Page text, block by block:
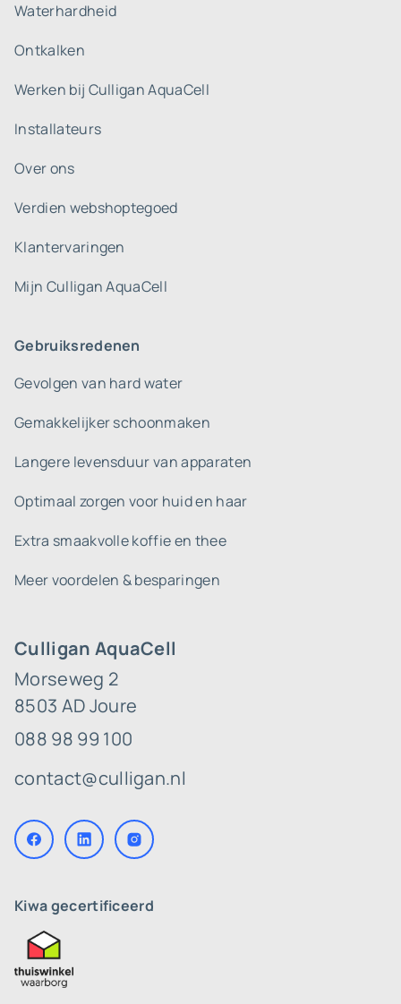
Culligan AquaCell
Morseweg 2
8503 AD Joure
088 98 99 100
contact@culligan.nl
Kiwa gecertificeerd
Waterhardheid
Ontkalken
Werken bij Culligan AquaCell
Installateurs
Over ons
Verdien webshoptegoed
Klantervaringen
Mijn Culligan AquaCell
Gebruiksredenen
Gevolgen van hard water
Gemakkelijker schoonmaken
Langere levensduur van apparaten
Optimaal zorgen voor huid en haar
Extra smaakvolle koffie en thee
Meer voordelen & besparingen